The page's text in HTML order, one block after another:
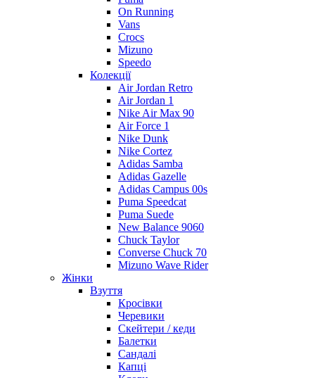
On Running
Vans
Crocs
Mizuno
Speedo
Колекції
Air Jordan Retro
Air Jordan 1
Nike Air Max 90
Air Force 1
Nike Dunk
Nike Cortez
Adidas Samba
Adidas Gazelle
Adidas Campus 00s
Puma Speedcat
Puma Suede
New Balance 9060
Chuck Taylor
Converse Chuck 70
Mizuno Wave Rider
Жінки
Взуття
Кросівки
Черевики
Скейтери / кеди
Балетки
Сандалі
Капці